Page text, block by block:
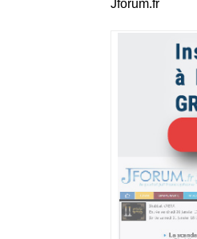
Jforum.fr